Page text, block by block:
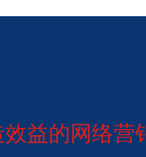
益的网络营